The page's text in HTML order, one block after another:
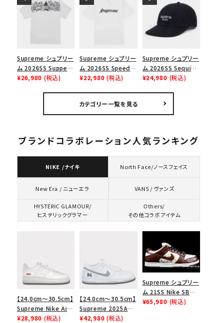
キーワードから探す
ノツイル キャンプキャ
ップ ブラック
ク
Supreme シュプリー
ム 2026SS Supper
Tee サパーTシャツ
¥26,980 (税込)
Supreme シュプリー
ム 2026SS Speed
Tee スピードTシャツ
¥22,980 (税込)
Supreme シュプリー
ム 2026SS Sequin
Denim Classic
シックロゴ 6パネルキ
ャップ ブラック
¥24,980 (税込)
カテゴリー一覧を見る
ブランドコラボレーション人気ランキング
NIKE /ナイキ North Face/ノースフェイス
New Era / ニューエラ VANS / ヴァンズ
HYSTERIC GLAMOUR/
ヒステリックグラマー
Others/
その他コラボアイテム
【24.0cm～30.5cm】
Supreme Nike Air
Force 1 Low シュプ
¥28,980 (税込)
【24.0cm～30.5cm】
Supreme 2025AW
Nike SB Dunk Low
¥42,980 (税込)
Supreme シュプリー
ム 21SS Nike SB
Dunk Low ナイキSB
¥65,980 (税込)